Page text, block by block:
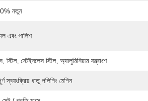
নতুন
এবং পালিশ
স্টিল, স্টেইনলেস স্টিল, অ্যালুমিনিয়াম যন্ত্রাংশ
স্বয়ংক্রিয় ধাতু পলিশিং মেশিন